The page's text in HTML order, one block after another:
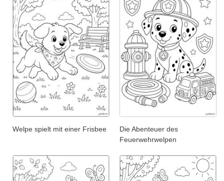
Welpe spielt mit einer Frisbee
Die Abenteuer des
Feuerwehrwelpen